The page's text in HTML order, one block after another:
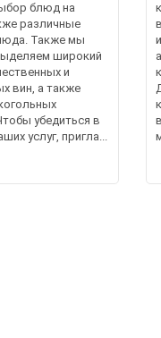
блюд на
различные
Также мы
широкий
и
вин, а также
убедиться в
услуг, пригла...